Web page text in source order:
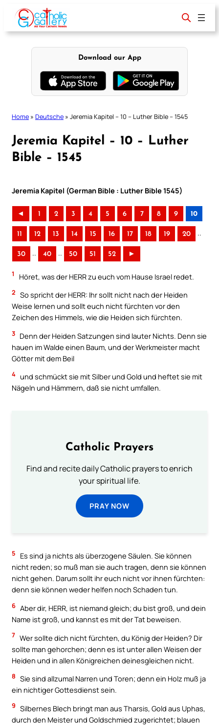
content
Download our App
Home » Deutsche » Jeremia Kapitel – 10 – Luther Bible – 1545
Jeremia Kapitel – 10 – Luther
Bible – 1545
Jeremia Kapitel (German Bible : Luther Bible 1545)
◄ 1 2 3 4 5 6 7 8 9 10
11 12 13 14 15 16 17 18 19 20 ..
30 .. 40 .. 50 51 52 ►
1 Höret, was der HERR zu euch vom Hause Israel redet.
2 So spricht der HERR: Ihr sollt nicht nach der Heiden
Weise lernen und sollt euch nicht fürchten vor den
Zeichen des Himmels, wie die Heiden sich fürchten.
3 Denn der Heiden Satzungen sind lauter Nichts. Denn sie
hauen im Walde einen Baum, und der Werkmeister macht
Götter mit dem Beil
4 und schmückt sie mit Silber und Gold und heftet sie mit
Nägeln und Hämmern, daß sie nicht umfallen.
Catholic Prayers
Find and recite daily Catholic prayers to enrich
your spiritual life.
PRAY NOW
5
Es sind ja nichts als überzogene Säulen. Sie können
nicht reden; so muß man sie auch tragen, denn sie können
nicht gehen. Darum sollt ihr euch nicht vor ihnen fürchten:
denn sie können weder helfen noch Schaden tun.
6 Aber dir, HERR, ist niemand gleich; du bist groß, und dein
Name ist groß, und kannst es mit der Tat beweisen.
7 Wer sollte dich nicht fürchten, du König der Heiden? Dir
sollte man gehorchen; denn es ist unter allen Weisen der
Heiden und in allen Königreichen deinesgleichen nicht.
8 Sie sind allzumal Narren und Toren; denn ein Holz muß ja
ein nichtiger Gottesdienst sein.
9 Silbernes Blech bringt man aus Tharsis, Gold aus Uphas,
durch den Meister und Goldschmied zugerichtet; blauen